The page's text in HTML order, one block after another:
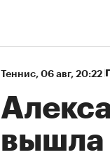
Теннис⁠, 06 авг, 20:22
вышла